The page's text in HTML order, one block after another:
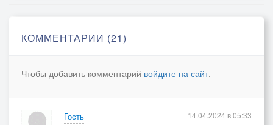
КОММЕНТАРИИ (21)
Чтобы добавить комментарий войдите на сайт.
Гость
14.04.2024 в 05:33